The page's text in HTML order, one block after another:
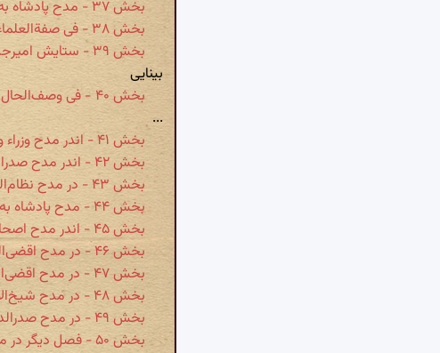
بخش ۳۷ - مدح پادشاه به ترتیب کواکب و بروج دوازده‌گانه
بخش ۳۸ - فی صفة‌العلماء و امراء الدولة القاهرة و صفة غلمانه و جنده کثرهم‌اللٰه
بخش ۳۹ - ستایش امیرجلال‌الدولة ابوالفتح دولتشاه‌بن بهرامشاه ابن مسعود اناراللٰه براهینهم
بینایی
بخش ۴۰ - فی وصف‌الحال و تمام مدایح السلطان والوزراء والقضاة
...
بخش ۴۱ - اندر مدح وزراء و صدور و قضاة گوید
بخش ۴۲ - اندر مدح صدرالامام تاج‌الوزراء ابی‌محمدبن الحسن‌بن منصور گوید
بخش ۴۳ - در مدح نظام‌الملک ابونصر محمدبن عبدالحمیدالمستوفی
بخش ۴۴ - مدح پادشاه به ترتیب کواکب و بروج دوازده‌گانه
بخش ۴۵ - اندر مدح اصحاب دیوان و ارباب قلم و مشایخ کثرهم‌اللٰه
بخش ۴۶ - در مدح اقضی‌القضاة جمال‌الدین ابوالقاسم محمودبن محمدالاثیری
بخش ۴۷ - در مدح اقضی‌القضاة نجم‌الدین ابوالمعالی‌بن یوسف‌بن احمد الحدادی
بخش ۴۸ - در مدح شیخ‌الامام جمال‌الدین ابونصر احمدبن محمدبن سلیمان الصغانی
بخش ۴۹ - در مدح صدرالدین شمس‌الائمه ابوطاهر عمر
بخش ۵۰ - فصل دیگر در مدایح سلطان اعزاللٰه نصره